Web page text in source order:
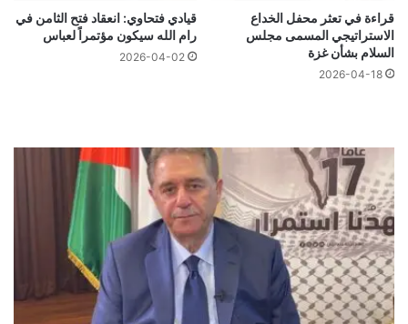
قراءة في تعثر محفل الخداع
الاستراتيجي المسمى مجلس
السلام بشأن غزة
2026-04-18
قيادي فتحاوي: انعقاد فتح الثامن في
رام الله سيكون مؤتمراً لعباس
2026-04-02